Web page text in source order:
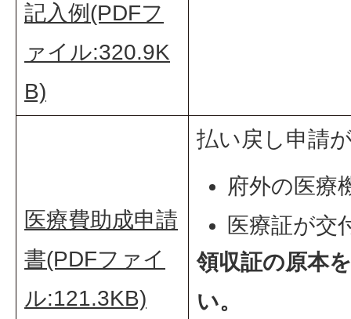
記入例(PDFフ
ァイル:320.9K
B)
医療費助成申請
書(PDFファイ
ル:121.3KB)
払い戻し申請
府外の医療
医療証が交
とき
入院時の食
領収証の原本
い。